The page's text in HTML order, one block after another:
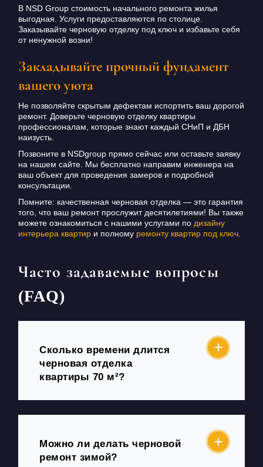
В NSD Group стоимость начального ремонта жилья
выгодная. Услуги предоставляются по столице.
Заказывайте черновую отделку под ключ и избавьте себя
от ненужной возни!
Закладывайте прочный фундамент
вашего уюта
Не позволяйте скрытым дефектам испортить ваш дорогой
ремонт. Доверьте черновую отделку квартиры
профессионалам, которые знают каждый СНиП и ДБН
наизусть.
Позвоните в NSDgroup прямо сейчас или оставьте заявку
на нашем сайте. Мы бесплатно направим инженера на
ваш объект для проведения замеров и подробной
консультации.
Помните: качественная черновая отделка — это гарантия
того, что ваш ремонт прослужит десятилетиями! Вы также
можете ознакомиться с нашими услугами по дизайну
интерьера квартири полному ремонту квартир под ключ.
Часто задаваемые вопросы
(FAQ)
Сколько времени длится
черновая отделка
квартиры 70 м²?
Можно ли делать черновой
ремонт зимой?